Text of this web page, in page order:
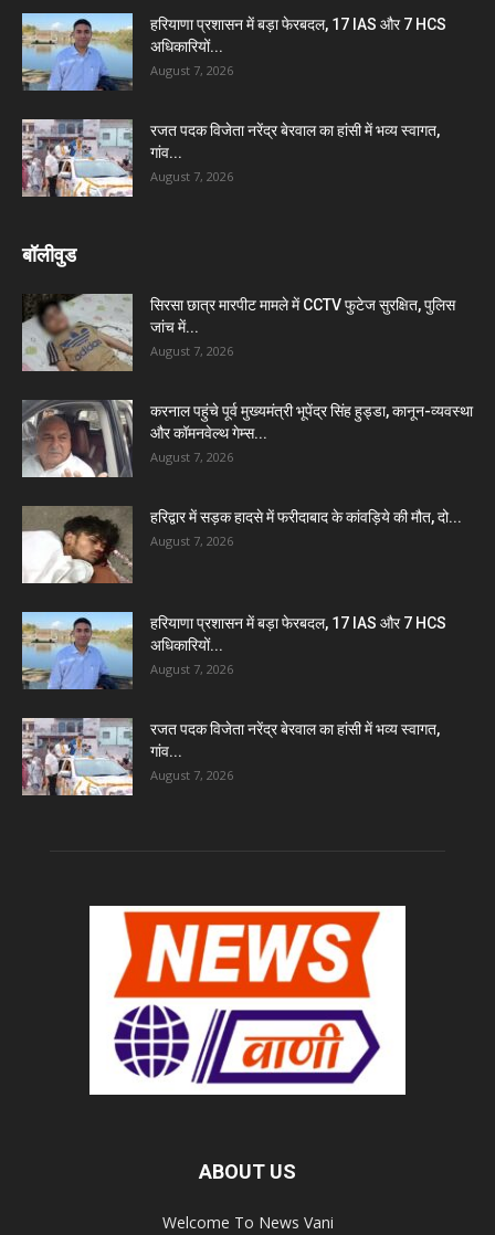
हरियाणा प्रशासन में बड़ा फेरबदल, 17 IAS और 7 HCS
अधिकारियों...
August 7, 2026
रजत पदक विजेता नरेंद्र बेरवाल का हांसी में भव्य स्वागत,
गांव...
August 7, 2026
बॉलीवुड
सिरसा छात्र मारपीट मामले में CCTV फुटेज सुरक्षित, पुलिस
जांच में...
August 7, 2026
करनाल पहुंचे पूर्व मुख्यमंत्री भूपेंद्र सिंह हुड्डा, कानून-व्यवस्था
और कॉमनवेल्थ गेम्स...
August 7, 2026
हरिद्वार में सड़क हादसे में फरीदाबाद के कांवड़िये की मौत, दो...
August 7, 2026
हरियाणा प्रशासन में बड़ा फेरबदल, 17 IAS और 7 HCS
अधिकारियों...
August 7, 2026
रजत पदक विजेता नरेंद्र बेरवाल का हांसी में भव्य स्वागत,
गांव...
August 7, 2026
ABOUT US
Welcome To News Vani